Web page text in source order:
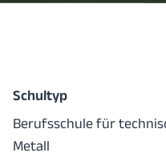
Schultyp
Berufsschule für
Metall